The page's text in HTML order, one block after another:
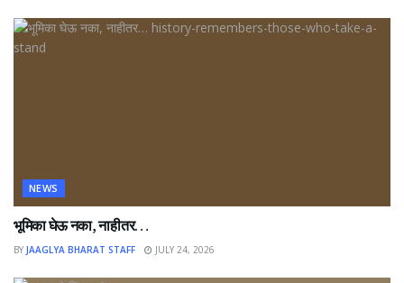
NEWS
भूमिका घेऊ नका, नाहीतर…
BY JAAGLYA BHARAT STAFF JULY 24, 2026